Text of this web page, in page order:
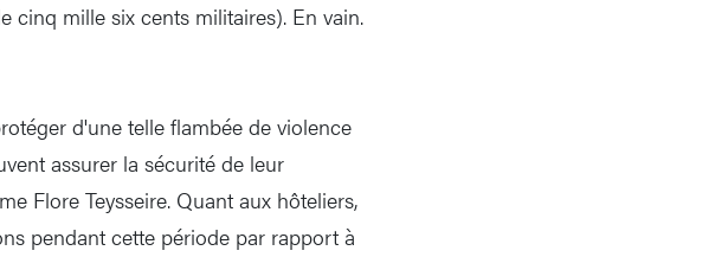
cinq mille six cents militaires). En vain.
d'une telle flambée de violence
assurer la sécurité de leur
Flore Teysseire. Quant aux hôteliers,
pendant cette période par rapport à